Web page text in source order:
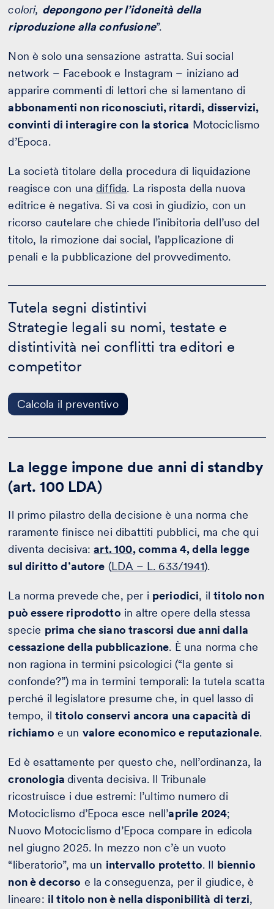
colori, depongono per l’idoneità della
riproduzione alla confusione”.
Non è solo una sensazione astratta. Sui social
network – Facebook e Instagram – iniziano ad
apparire commenti di lettori che si lamentano di
abbonamenti non riconosciuti, ritardi, disservizi,
convinti di interagire con la storica Motociclismo
d’Epoca.
La società titolare della procedura di liquidazione
reagisce con unadiffida. La risposta della nuova
editrice è negativa. Si va così in giudizio, con un
ricorso cautelare che chiede l’inibitoria dell’uso del
titolo, la rimozione dai social, l’applicazione di
penali e la pubblicazione del provvedimento.
Tutela segni distintivi
Strategie legali su nomi, testate e
distintività nei conflitti tra editori e
competitor
Calcola il preventivo
segni
distintivi
-
il
La legge impone due anni di standby
(art. 100 LDA)
Il primo pilastro della decisione è una norma che
raramente finisce nei dibattiti pubblici, ma che qui
diventa decisiva:art. 100, comma 4, della legge
sul diritto d’autore (LDA – L. 633/1941).
La norma prevede che, per i periodici, iltitolo non
può essere riprodotto in altre opere della stessa
specie prima che siano trascorsi due anni dalla
cessazione della pubblicazione. È una norma che
non ragiona in termini psicologici (“la gente si
confonde?”) ma in termini temporali: la tutela scatta
perché il legislatore presume che, in quel lasso di
tempo, iltitolo conservi ancora una capacità di
richiamo e un valore economico e reputazionale.
Ed è esattamente per questo che, nell’ordinanza, la
cronologiadiventa decisiva. Il Tribunale
ricostruisce i due estremi: l’ultimo numero di
Motociclismo d’Epoca esce nell’aprile 2024;
Nuovo Motociclismo d’Epoca compare in edicola
nel giugno 2025. In mezzo non c’è un vuoto
“liberatorio”, ma un intervallo protetto. Il biennio
non è decorso e la conseguenza, per il giudice, è
lineare: il titolo non è nella disponibilità di terzi,